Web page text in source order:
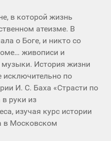
в которой жизнь
атеизме. В
о Боге, и никто со
живописи и
музыки. История жизни
исключительно по
И. С. Баха «Страсти по
руки из
изучая курс истории
в Московском